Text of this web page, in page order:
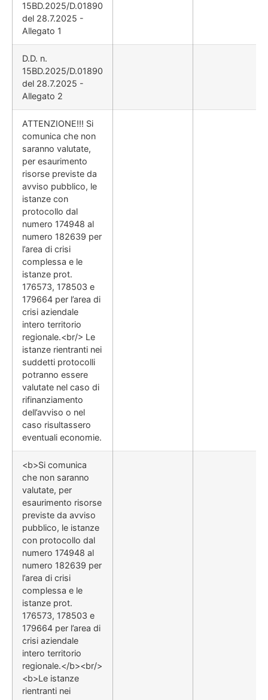
15BD.2025/D.01890
del 28.7.2025 -
Allegato 1
D.D. n.
15BD.2025/D.01890
del 28.7.2025 -
Allegato 2
ATTENZIONE!!! Si
comunica che non
saranno valutate,
per esaurimento
risorse previste da
avviso pubblico, le
istanze con
protocollo dal
numero 174948 al
numero 182639 per
l’area di crisi
complessa e le
istanze prot.
176573, 178503 e
179664 per l’area di
crisi aziendale
intero territorio
regionale.<br/> Le
istanze rientranti nei
suddetti protocolli
potranno essere
valutate nel caso di
rifinanziamento
dell’avviso o nel
caso risultassero
eventuali economie.
<b>Si comunica
che non saranno
valutate, per
esaurimento risorse
previste da avviso
pubblico, le istanze
con protocollo dal
numero 174948 al
numero 182639 per
l’area di crisi
complessa e le
istanze prot.
176573, 178503 e
179664 per l’area di
crisi aziendale
intero territorio
regionale.</b><br/>
<b>Le istanze
rientranti nei